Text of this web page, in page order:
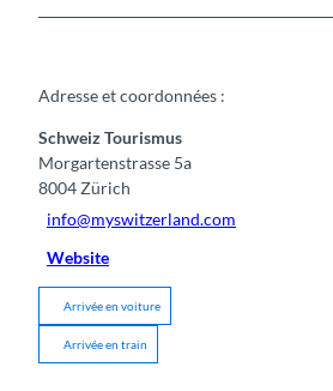
Adresse et coordonnées :
Schweiz Tourismus
Morgartenstrasse 5a
8004 Zürich
info@myswitzerland.com
Website
Arrivée en voiture
Arrivée en train